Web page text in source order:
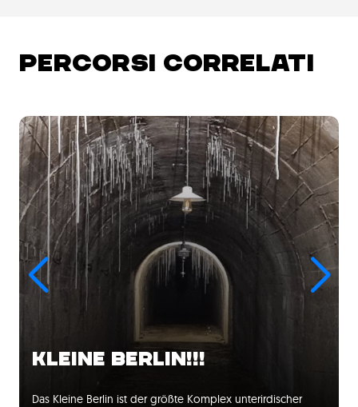
PERCORSI CORRELATI
KLEINE BERLIN!!!
Das Kleine Berlin ist der größte Komplex unterirdischer